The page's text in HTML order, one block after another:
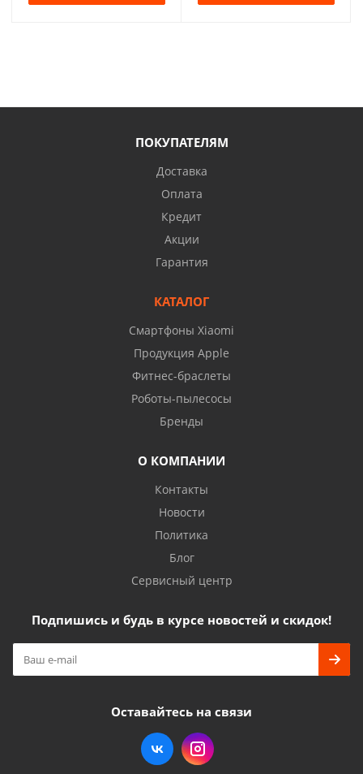
ПОКУПАТЕЛЯМ
Доставка
Оплата
Кредит
Акции
Гарантия
КАТАЛОГ
Смартфоны Xiaomi
Продукция Apple
Фитнес-браслеты
Роботы-пылесосы
Бренды
О КОМПАНИИ
Контакты
Новости
Политика
Блог
Сервисный центр
Подпишись и будь в курсе новостей и скидок!
Оставайтесь на связи